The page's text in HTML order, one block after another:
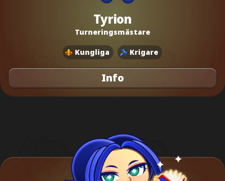
Tyrion
Turneringsmästare
Kungliga Krigare
Info